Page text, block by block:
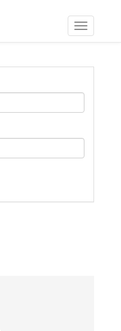
Toggle